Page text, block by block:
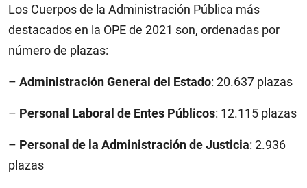
Los Cuerpos de la Administración Pública más
destacados en la OPE de 2021 son, ordenadas por
número de plazas:
– Administración General del Estado: 20.637 plazas
– Personal Laboral de Entes Públicos: 12.115 plazas
– Personal de la Administración de Justicia: 2.936
plazas